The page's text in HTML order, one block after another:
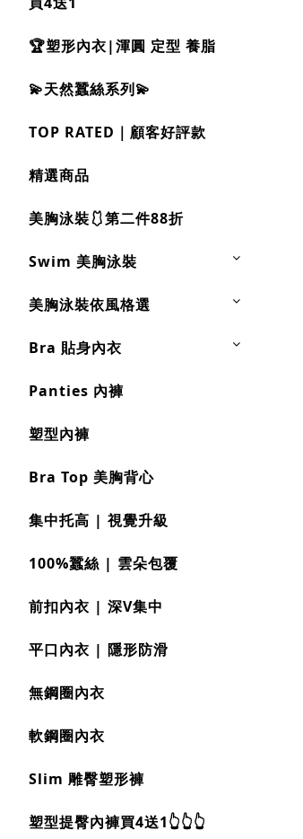
🏆塑形內衣|渾圓 定型 養脂
💫天然蠶絲系列💫
TOP RATED｜顧客好評款
精選商品
美胸泳裝🩱第二件88折
Swim 美胸泳裝
美胸泳裝依風格選
Bra 貼身內衣
Panties 內褲
塑型內褲
Bra Top 美胸背心
集中托高 | 視覺升級
100%蠶絲 | 雲朵包覆
前扣內衣 | 深V集中
平口內衣 | 隱形防滑
無鋼圈內衣
軟鋼圈內衣
Slim 雕臀塑形褲
塑型提臀內褲買4送1👆👆👆